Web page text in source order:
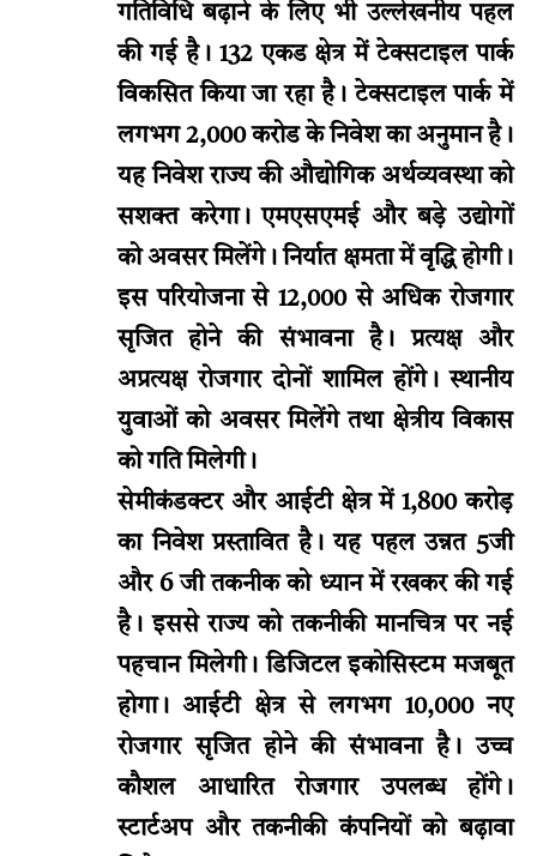
गतिविधि बढ़ाने के लिए भी उल्लेखनीय पहल
की गई है। 132 एकड क्षेत्र में टेक्सटाइल पार्क
विकसित किया जा रहा है। टेक्सटाइल पार्क में
लगभग 2,000 करोड के निवेश का अनुमान है।
यह निवेश राज्य की औद्योगिक अर्थव्यवस्था को
सशक्त करेगा। एमएसएमई और बड़े उद्योगों
को अवसर मिलेंगे। निर्यात क्षमता में वृद्धि होगी।
इस परियोजना से 12,000 से अधिक रोजगार
सृजित होने की संभावना है। प्रत्यक्ष और
अप्रत्यक्ष रोजगार दोनों शामिल होंगे। स्थानीय
युवाओं को अवसर मिलेंगे तथा क्षेत्रीय विकास
को गति मिलेगी।
सेमीकंडक्टर और आईटी क्षेत्र में 1,800 करोड़
का निवेश प्रस्तावित है। यह पहल उन्नत 5जी
और 6 जी तकनीक को ध्यान में रखकर की गई
है। इससे राज्य को तकनीकी मानचित्र पर नई
पहचान मिलेगी। डिजिटल इकोसिस्टम मजबूत
होगा। आईटी क्षेत्र से लगभग 10,000 नए
रोजगार सृजित होने की संभावना है। उच्च
कौशल आधारित रोजगार उपलब्ध होंगे।
स्टार्टअप और तकनीकी कंपनियों को बढ़ावा